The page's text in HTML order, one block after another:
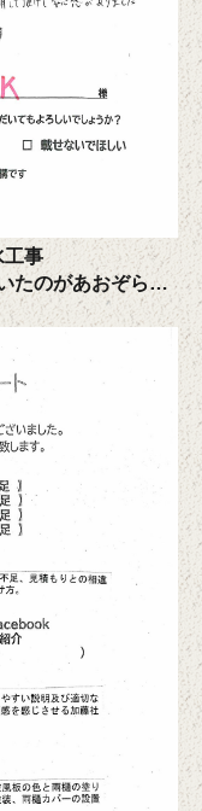
工事
ご近所のお家でキレイに塗装されていたのがあおぞらペイントさんでした